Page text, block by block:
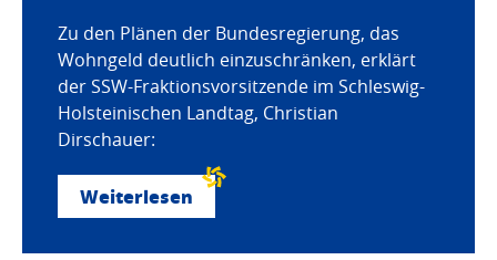
Zu den Plänen der Bundesregierung, das
Wohngeld deutlich einzuschränken, erklärt
der SSW-Fraktionsvorsitzende im Schleswig-
Holsteinischen Landtag, Christian
Dirschauer:
Weiterlesen